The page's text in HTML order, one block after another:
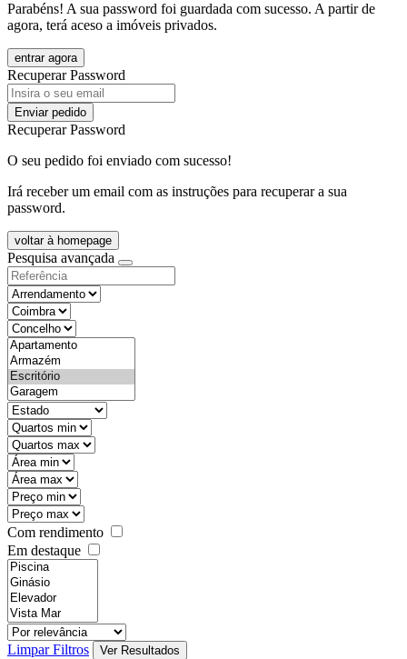
Parabéns! A sua password foi guardada com sucesso. A partir de
agora, terá aceso a imóveis privados.
entrar agora
Recuperar Password
Enviar pedido
Recuperar Password
O seu pedido foi enviado com sucesso!
Irá receber um email com as instruções para recuperar a sua
password.
voltar à homepage
Pesquisa avançada
Com rendimento
Em destaque
Limpar Filtros Ver Resultados